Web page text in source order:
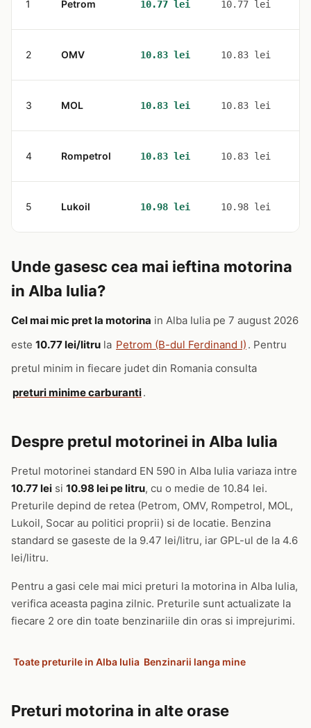
1 Petrom 10.77 lei 10.77 lei
2 OMV 10.83 lei 10.83 lei
3 MOL 10.83 lei 10.83 lei
4 Rompetrol 10.83 lei 10.83 lei
5 Lukoil 10.98 lei 10.98 lei
Unde gasesc cea mai ieftina motorina
in Alba Iulia?
Cel mai mic pret la motorina in Alba Iulia pe 7 august 2026
este 10.77 lei/litru la Petrom (B-dul Ferdinand I) . Pentru
pretul minim in fiecare judet din Romania consulta
preturi minime carburanti.
Despre pretul motorinei in Alba Iulia
Pretul motorinei standard EN 590 in Alba Iulia variaza intre
10.77 lei si 10.98 lei pe litru, cu o medie de 10.84 lei.
Preturile depind de retea (Petrom, OMV, Rompetrol, MOL,
Lukoil, Socar au politici proprii) si de locatie. Benzina
standard se gaseste de la 9.47 lei/litru, iar GPL-ul de la 4.6
lei/litru.
Pentru a gasi cele mai mici preturi la motorina in Alba Iulia,
verifica aceasta pagina zilnic. Preturile sunt actualizate la
fiecare 2 ore din toate benzinariile din oras si imprejurimi.
Toate preturile in Alba Iulia Benzinarii langa mine
Preturi motorina in alte orase